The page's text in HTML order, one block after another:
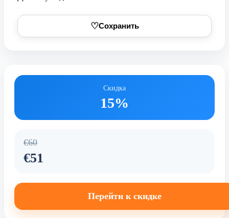
♡Сохранить
Скидка
15%
€60
€51
Перейти к скидке